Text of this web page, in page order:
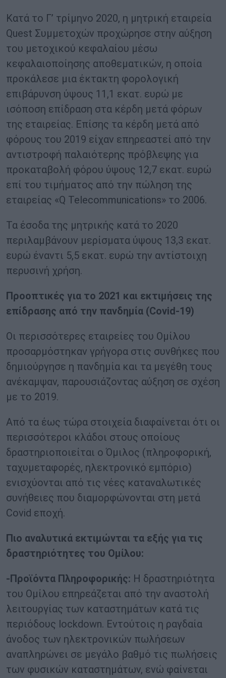
Κατά το Γ’ τρίμηνο 2020, η μητρική εταιρεία
Quest Συμμετοχών προχώρησε στην αύξηση
του μετοχικού κεφαλαίου μέσω
κεφαλαιοποίησης αποθεματικών, η οποία
προκάλεσε μια έκτακτη φορολογική
επιβάρυνση ύψους 11,1 εκατ. ευρώ με
ισόποση επίδραση στα κέρδη μετά φόρων
της εταιρείας. Επίσης τα κέρδη μετά από
φόρους του 2019 είχαν επηρεαστεί από την
αντιστροφή παλαιότερης πρόβλεψης για
προκαταβολή φόρου ύψους 12,7 εκατ. ευρώ
επί του τιμήματος από την πώληση της
εταιρείας «Q Telecommunications» το 2006.
Τα έσοδα της μητρικής κατά το 2020
περιλαμβάνουν μερίσματα ύψους 13,3 εκατ.
ευρώ έναντι 5,5 εκατ. ευρώ την αντίστοιχη
περυσινή χρήση.
Προοπτικές για το 2021 και εκτιμήσεις της
επίδρασης από την πανδημία (Covid-19)
Οι περισσότερες εταιρείες του Ομίλου
προσαρμόστηκαν γρήγορα στις συνθήκες που
δημιούργησε η πανδημία και τα μεγέθη τους
ανέκαμψαν, παρουσιάζοντας αύξηση σε σχέση
με το 2019.
Από τα έως τώρα στοιχεία διαφαίνεται ότι οι
περισσότεροι κλάδοι στους οποίους
δραστηριοποιείται ο Όμιλος (πληροφορική,
ταχυμεταφορές, ηλεκτρονικό εμπόριο)
ενισχύονται από τις νέες καταναλωτικές
συνήθειες που διαμορφώνονται στη μετά
Covid εποχή.
Πιο αναλυτικά εκτιμώνται τα εξής για τις
δραστηριότητες του Ομίλου:
-Προϊόντα Πληροφορικής: Η δραστηριότητα
του Ομίλου επηρεάζεται από την αναστολή
λειτουργίας των καταστημάτων κατά τις
περιόδους lockdown. Εντούτοις η ραγδαία
άνοδος των ηλεκτρονικών πωλήσεων
αναπληρώνει σε μεγάλο βαθμό τις πωλήσεις
των φυσικών καταστημάτων, ενώ φαίνεται